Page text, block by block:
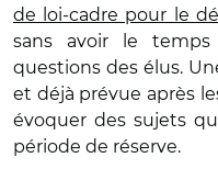
de loi-cadre pour le
sans avoir le
questions des élus.
et déjà prévue après
évoquer des sujets
période de réserve.